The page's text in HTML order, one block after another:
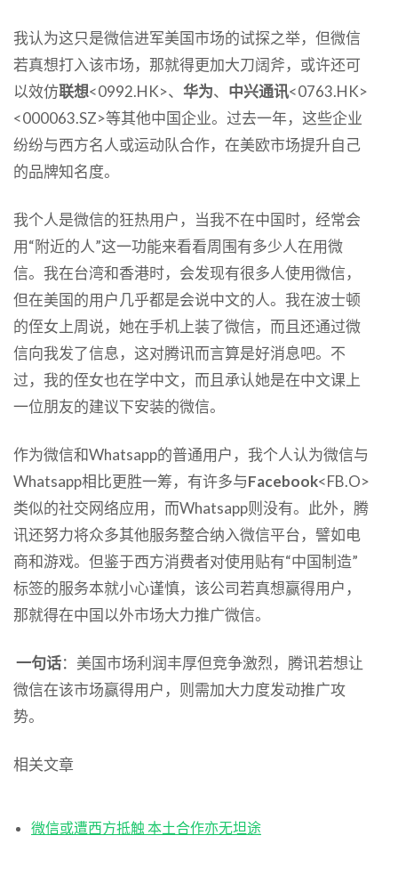
我认为这只是微信进军美国市场的试探之举，但微信
若真想打入该市场，那就得更加大刀阔斧，或许还可
以效仿联想<0992.HK>、 华为、 中兴通讯<0763.HK>
<000063.SZ>等其他中国企业。过去一年，这些企业
纷纷与西方名人或运动队合作，在美欧市场提升自己
的品牌知名度。
我个人是微信的狂热用户，当我不在中国时，经常会
用“附近的人”这一功能来看看周围有多少人在用微
信。我在台湾和香港时，会发现有很多人使用微信，
但在美国的用户几乎都是会说中文的人。我在波士顿
的侄女上周说，她在手机上装了微信，而且还通过微
信向我发了信息，这对腾讯而言算是好消息吧。不
过，我的侄女也在学中文，而且承认她是在中文课上
一位朋友的建议下安装的微信。
作为微信和Whatsapp的普通用户，我个人认为微信与
Whatsapp相比更胜一筹，有许多与Facebook<FB.O>
类似的社交网络应用，而Whatsapp则没有。此外，腾
讯还努力将众多其他服务整合纳入微信平台，譬如电
商和游戏。但鉴于西方消费者对使用贴有“中国制造”
标签的服务本就小心谨慎，该公司若真想赢得用户，
那就得在中国以外市场大力推广微信。
一句话：美国市场利润丰厚但竞争激烈，腾讯若想让
微信在该市场赢得用户，则需加大力度发动推广攻
势。
相关文章
微信或遭西方抵触 本土合作亦无坦途